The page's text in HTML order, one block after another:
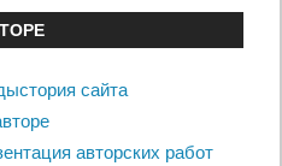
сайта
авторских работ